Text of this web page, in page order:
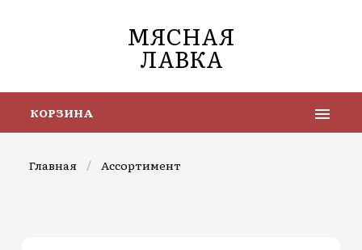
МЯСНАЯ
ЛАВКА
КОРЗИНА
Главная / Ассортимент